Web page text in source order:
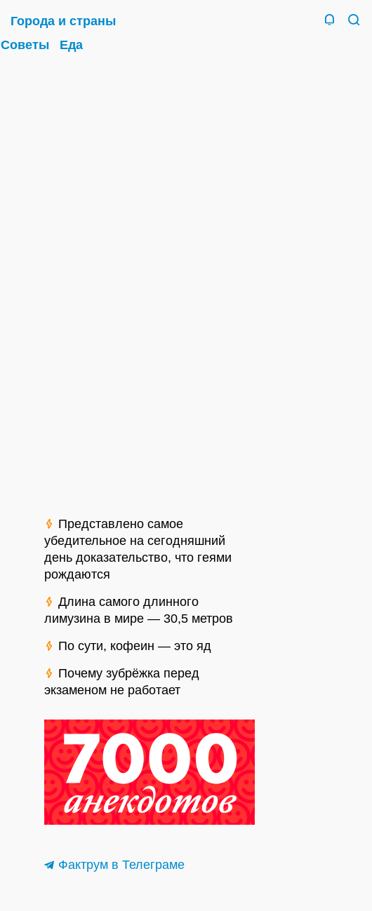
Города и страны
Советы Еда
Представлено самое
убедительное на сегодняшний
день доказательство, что геями
рождаются
Длина самого длинного
лимузина в мире — 30,5 метров
По сути, кофеин — это яд
Почему зубрёжка перед
экзаменом не работает
Фактрум в Телеграме